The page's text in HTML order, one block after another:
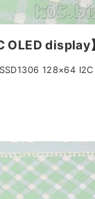
OLED display
128×64 I2C